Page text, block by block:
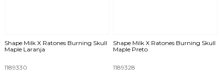
Shape Milk X Ratones Burning Skull
Maple Laranja
1189330
Shape Milk X Ratones Burning Skull
Maple Preto
1189328